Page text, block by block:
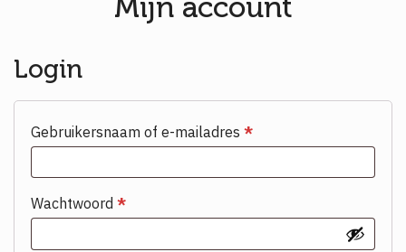
Mijn account
Login
Gebruikersnaam of e-mailadres *
Wachtwoord *